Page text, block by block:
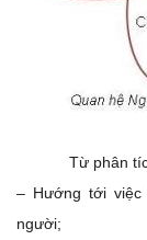
Từ phân
– Hướng tới việc
người;